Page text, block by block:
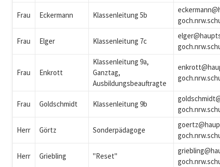
Frau Eckermann Klassenleitung 5b
Frau Elger Klassenleitung 7c
Frau Enkrott
Klassenleitung 9a,
Ganztag,
Ausbildungsbeauftragte
Frau Goldschmidt Klassenleitung 9b
Herr Görtz Sonderpädagoge
Herr Griebling "Reset"